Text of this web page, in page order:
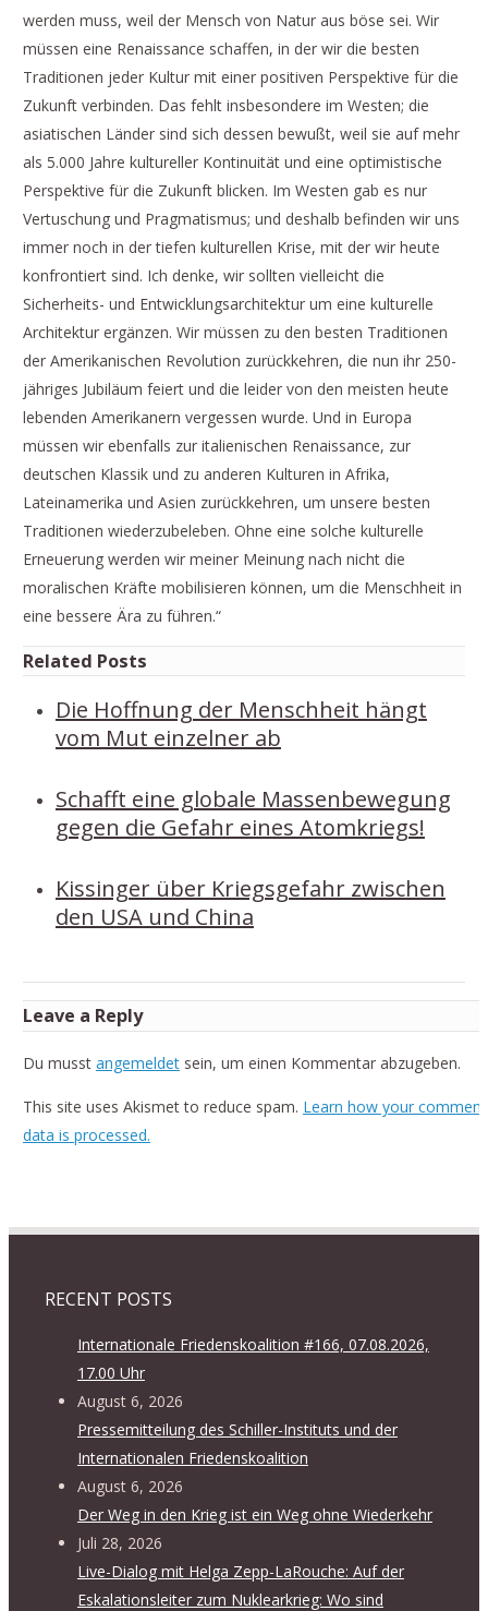
werden muss, weil der Mensch von Natur aus böse sei. Wir
müssen eine Renaissance schaffen, in der wir die besten
Traditionen jeder Kultur mit einer positiven Perspektive für die
Zukunft verbinden. Das fehlt insbesondere im Westen; die
asiatischen Länder sind sich dessen bewußt, weil sie auf mehr
als 5.000 Jahre kultureller Kontinuität und eine optimistische
Perspektive für die Zukunft blicken. Im Westen gab es nur
Vertuschung und Pragmatismus; und deshalb befinden wir uns
immer noch in der tiefen kulturellen Krise, mit der wir heute
konfrontiert sind. Ich denke, wir sollten vielleicht die
Sicherheits- und Entwicklungsarchitektur um eine kulturelle
Architektur ergänzen. Wir müssen zu den besten Traditionen
der Amerikanischen Revolution zurückkehren, die nun ihr 250-
jähriges Jubiläum feiert und die leider von den meisten heute
lebenden Amerikanern vergessen wurde. Und in Europa
müssen wir ebenfalls zur italienischen Renaissance, zur
deutschen Klassik und zu anderen Kulturen in Afrika,
Lateinamerika und Asien zurückkehren, um unsere besten
Traditionen wiederzubeleben. Ohne eine solche kulturelle
Erneuerung werden wir meiner Meinung nach nicht die
moralischen Kräfte mobilisieren können, um die Menschheit in
eine bessere Ära zu führen.“
Related Posts
Die Hoffnung der Menschheit hängt
vom Mut einzelner ab
Schafft eine globale Massenbewegung
gegen die Gefahr eines Atomkriegs!
Kissinger über Kriegsgefahr zwischen
den USA und China
Leave a Reply
Du musst angemeldetsein, um einen Kommentar abzugeben.
This site uses Akismet to reduce spam. Learn how your comment
data is processed.
RECENT POSTS
Internationale Friedenskoalition #166, 07.08.2026,
17.00 Uhr
August 6, 2026
Pressemitteilung des Schiller-Instituts und der
Internationalen Friedenskoalition
August 6, 2026
Der Weg in den Krieg ist ein Weg ohne Wiederkehr
Juli 28, 2026
Live-Dialog mit Helga Zepp-LaRouche: Auf der
Eskalationsleiter zum Nuklearkrieg: Wo sind